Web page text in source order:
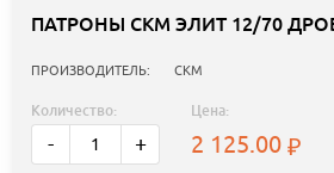
ПАТРОНЫ СКМ ЭЛИТ 12/70
ПРОИЗВОДИТЕЛЬ: СКМ
Количество:
- +
Цена:
2 125.00